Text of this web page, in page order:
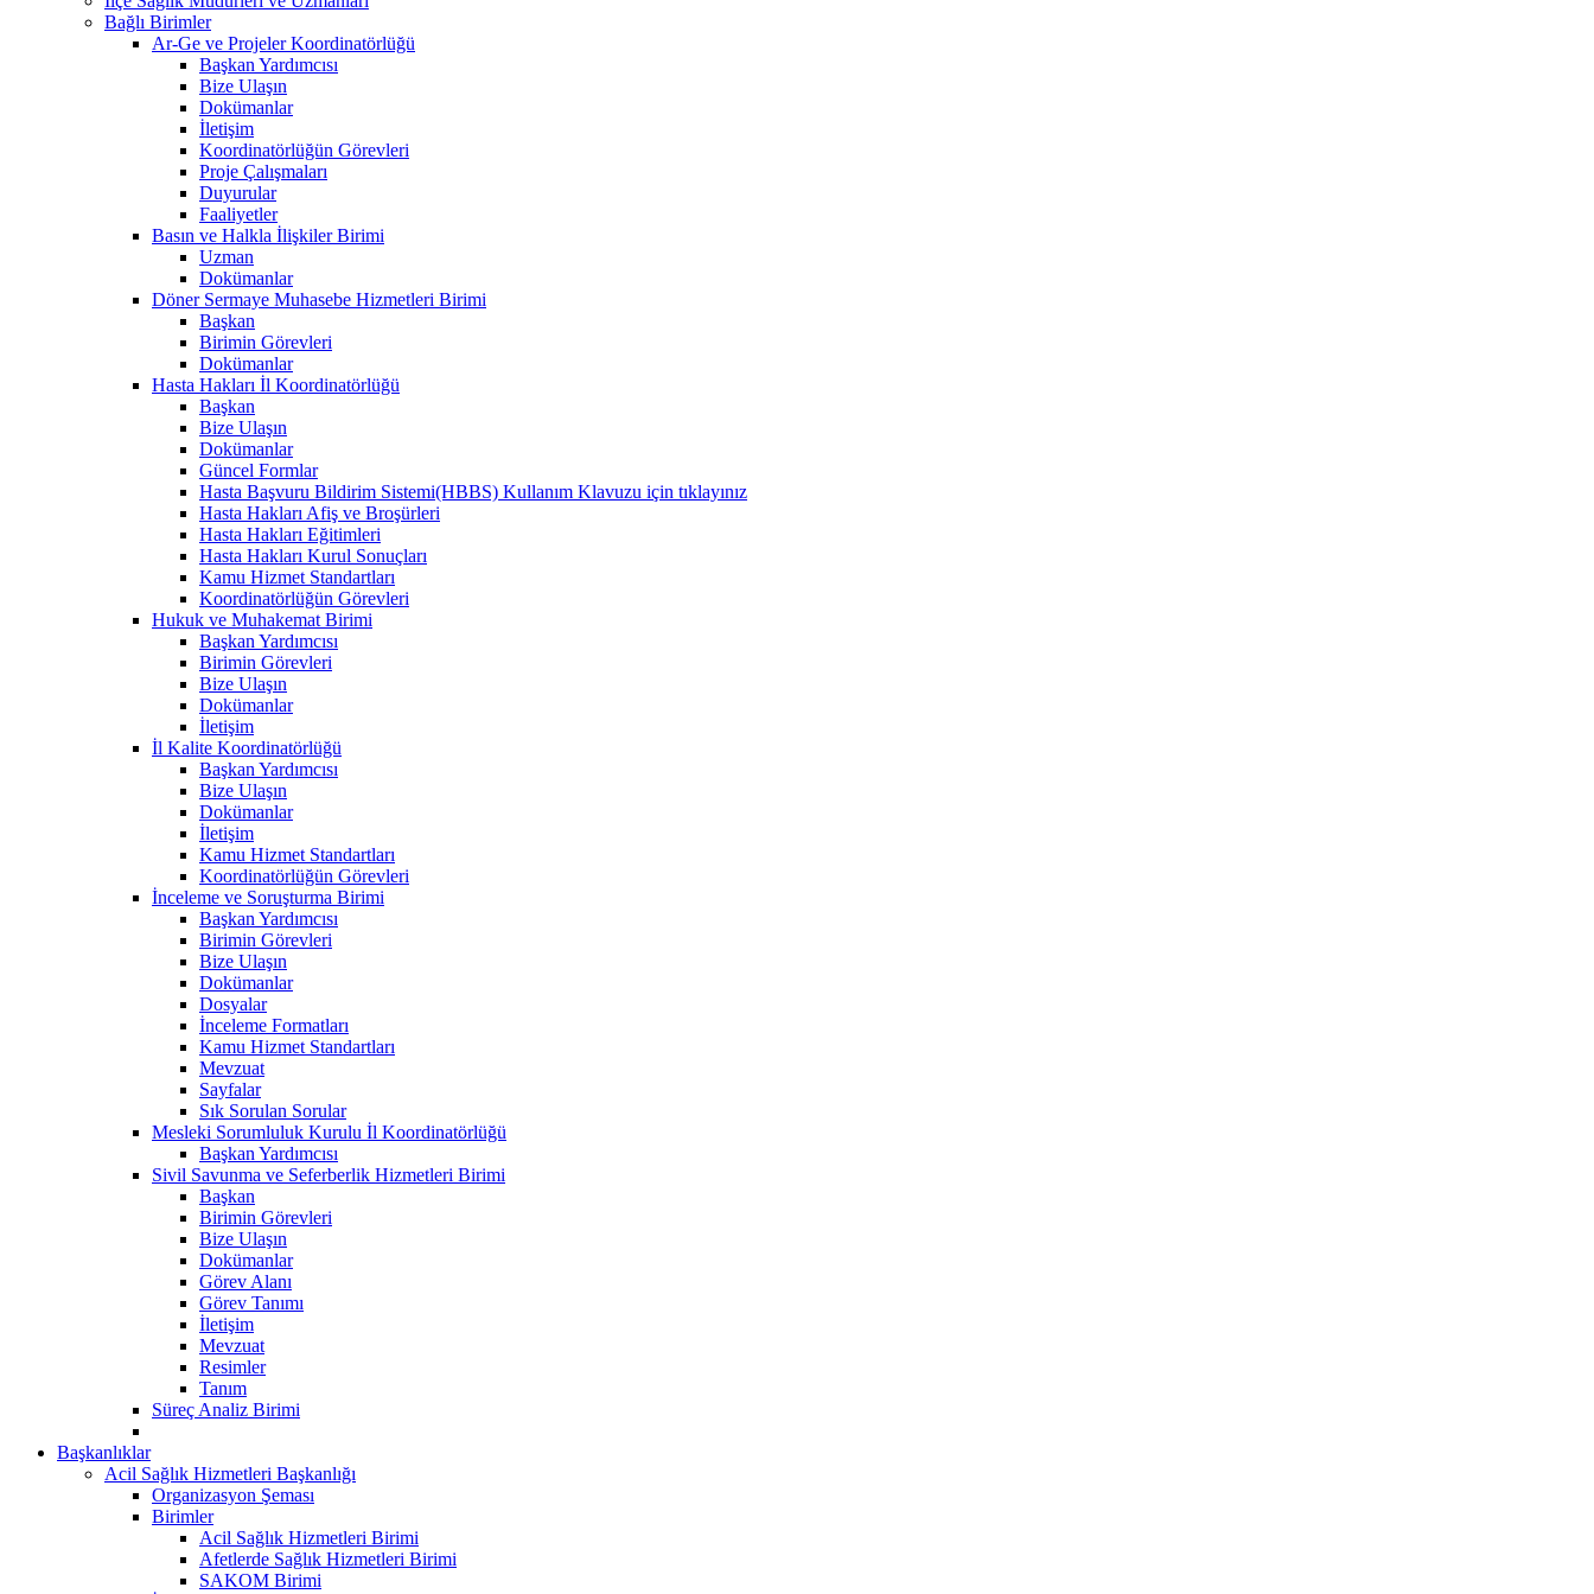
Bağlı Birimler
Ar-Ge ve Projeler Koordinatörlüğü
Başkan Yardımcısı
Bize Ulaşın
Dokümanlar
İletişim
Koordinatörlüğün Görevleri
Proje Çalışmaları
Duyurular
Faaliyetler
Basın ve Halkla İlişkiler Birimi
Uzman
Dokümanlar
Döner Sermaye Muhasebe Hizmetleri Birimi
Başkan
Birimin Görevleri
Dokümanlar
Hasta Hakları İl Koordinatörlüğü
Başkan
Bize Ulaşın
Dokümanlar
Güncel Formlar
Hasta Başvuru Bildirim Sistemi(HBBS) Kullanım Klavuzu için tıklayınız
Hasta Hakları Afiş ve Broşürleri
Hasta Hakları Eğitimleri
Hasta Hakları Kurul Sonuçları
Kamu Hizmet Standartları
Koordinatörlüğün Görevleri
Hukuk ve Muhakemat Birimi
Başkan Yardımcısı
Birimin Görevleri
Bize Ulaşın
Dokümanlar
İletişim
İl Kalite Koordinatörlüğü
Başkan Yardımcısı
Bize Ulaşın
Dokümanlar
İletişim
Kamu Hizmet Standartları
Koordinatörlüğün Görevleri
İnceleme ve Soruşturma Birimi
Başkan Yardımcısı
Birimin Görevleri
Bize Ulaşın
Dokümanlar
Dosyalar
İnceleme Formatları
Kamu Hizmet Standartları
Mevzuat
Sayfalar
Sık Sorulan Sorular
Mesleki Sorumluluk Kurulu İl Koordinatörlüğü
Başkan Yardımcısı
Sivil Savunma ve Seferberlik Hizmetleri Birimi
Başkan
Birimin Görevleri
Bize Ulaşın
Dokümanlar
Görev Alanı
Görev Tanımı
İletişim
Mevzuat
Resimler
Tanım
Süreç Analiz Birimi
Başkanlıklar
Acil Sağlık Hizmetleri Başkanlığı
Organizasyon Şeması
Birimler
Acil Sağlık Hizmetleri Birimi
Afetlerde Sağlık Hizmetleri Birimi
SAKOM Birimi